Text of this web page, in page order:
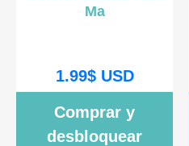
Ma
1.99$USD
Comprar y
desbloquear